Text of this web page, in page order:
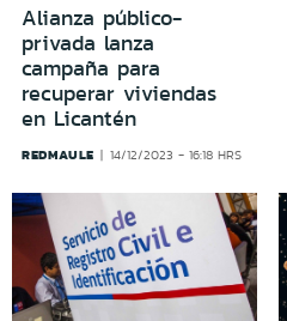
Alianza público-
privada lanza
campaña para
recuperar viviendas
en Licantén
REDMAULE 14/12/2023 - 16:18 HRS